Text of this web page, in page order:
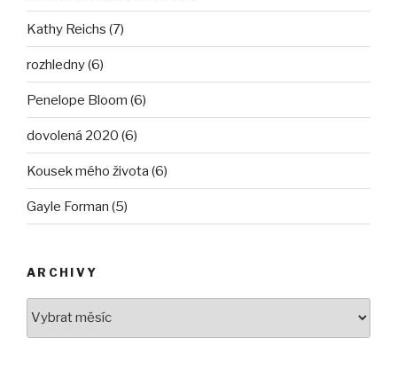
Kathy Reichs (7)
rozhledny (6)
Penelope Bloom (6)
dovolená 2020 (6)
Kousek mého života (6)
Gayle Forman (5)
ARCHIVY